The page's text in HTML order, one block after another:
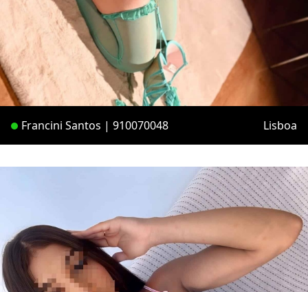
Francini Santos | 910070048 Lisboa